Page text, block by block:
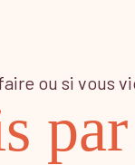
ou si vous